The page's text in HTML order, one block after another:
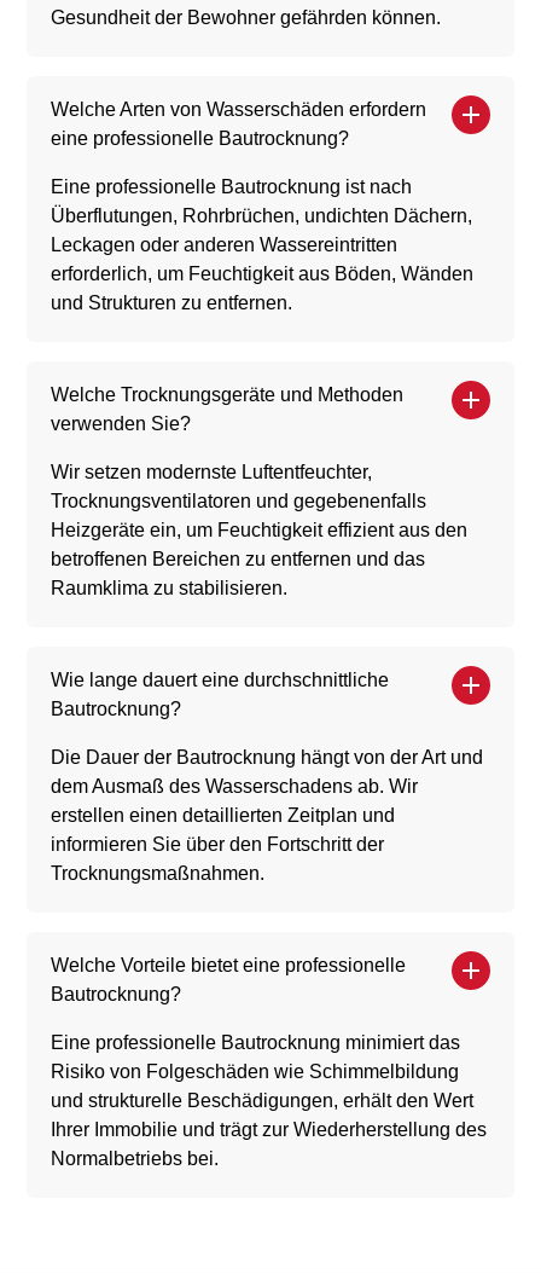
Gesundheit der Bewohner gefährden können.
Welche Arten von Wasserschäden erfordern
eine professionelle Bautrocknung?
Eine professionelle Bautrocknung ist nach
Überflutungen, Rohrbrüchen, undichten Dächern,
Leckagen oder anderen Wassereintritten
erforderlich, um Feuchtigkeit aus Böden, Wänden
und Strukturen zu entfernen.
Welche Trocknungsgeräte und Methoden
verwenden Sie?
Wir setzen modernste Luftentfeuchter,
Trocknungsventilatoren und gegebenenfalls
Heizgeräte ein, um Feuchtigkeit effizient aus den
betroffenen Bereichen zu entfernen und das
Raumklima zu stabilisieren.
Wie lange dauert eine durchschnittliche
Bautrocknung?
Die Dauer der Bautrocknung hängt von der Art und
dem Ausmaß des Wasserschadens ab. Wir
erstellen einen detaillierten Zeitplan und
informieren Sie über den Fortschritt der
Trocknungsmaßnahmen.
Welche Vorteile bietet eine professionelle
Bautrocknung?
Eine professionelle Bautrocknung minimiert das
Risiko von Folgeschäden wie Schimmelbildung
und strukturelle Beschädigungen, erhält den Wert
Ihrer Immobilie und trägt zur Wiederherstellung des
Normalbetriebs bei.